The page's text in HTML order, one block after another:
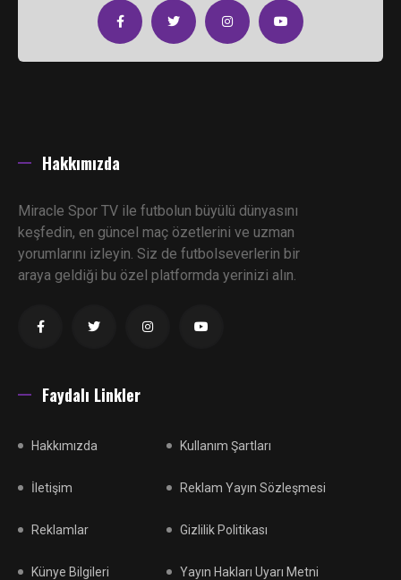
Hakkımızda
Miracle Spor TV ile futbolun büyülü dünyasını
keşfedin, en güncel maç özetlerini ve uzman
yorumlarını izleyin. Siz de futbolseverlerin bir
araya geldiği bu özel platformda yerinizi alın.
Faydalı Linkler
Hakkımızda
İletişim
Reklamlar
Künye Bilgileri
Kullanım Şartları
Reklam Yayın Sözleşmesi
Gizlilik Politikası
Yayın Hakları Uyarı Metni